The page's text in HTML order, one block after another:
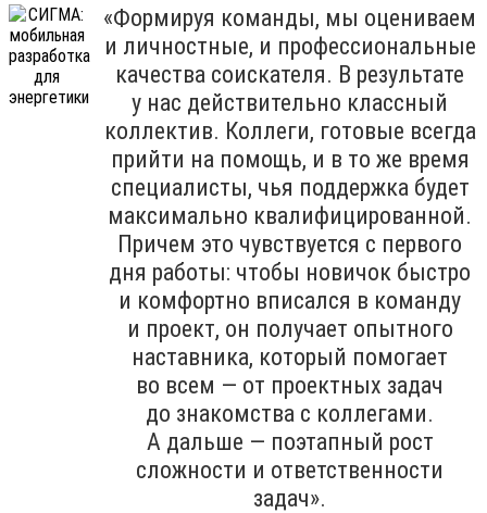
«Формируя команды, мы оцениваем
и личностные, и профессиональные
качества соискателя. В результате
у нас действительно классный
коллектив. Коллеги, готовые всегда
прийти на помощь, и в то же время
специалисты, чья поддержка будет
максимально квалифицированной.
Причем это чувствуется с первого
дня работы: чтобы новичок быстро
и комфортно вписался в команду
и проект, он получает опытного
наставника, который помогает
во всем — от проектных задач
до знакомства с коллегами.
А дальше — поэтапный рост
сложности и ответственности
задач».